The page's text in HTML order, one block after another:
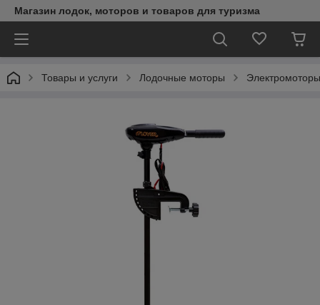
Магазин лодок, моторов и товаров для туризма
Товары и услуги Лодочные моторы